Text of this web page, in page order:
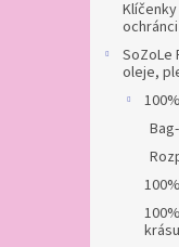
ochránci
oleje,